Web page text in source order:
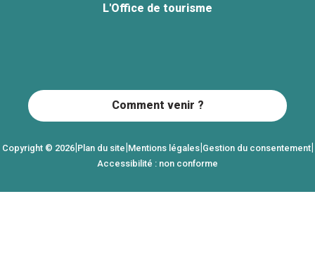
L'Office de tourisme
Copyright © 2026|Plan du site|Mentions légales|Gestion du consentement|
Accessibilité : non conforme
Comment venir ?